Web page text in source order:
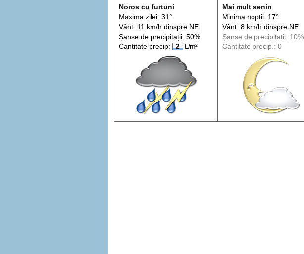
Noros cu furtuni
Maxima zilei: 31°
Vânt: 11 km/h dinspreNE
Șanse de precipitații: 50%
Cantitate precip:
2 L/m²
Mai mult senin
Minima nopții: 17°
Vânt: 8 km/h dinspreNE
Șanse de precipitații: 10%
Cantitate precip.: 0